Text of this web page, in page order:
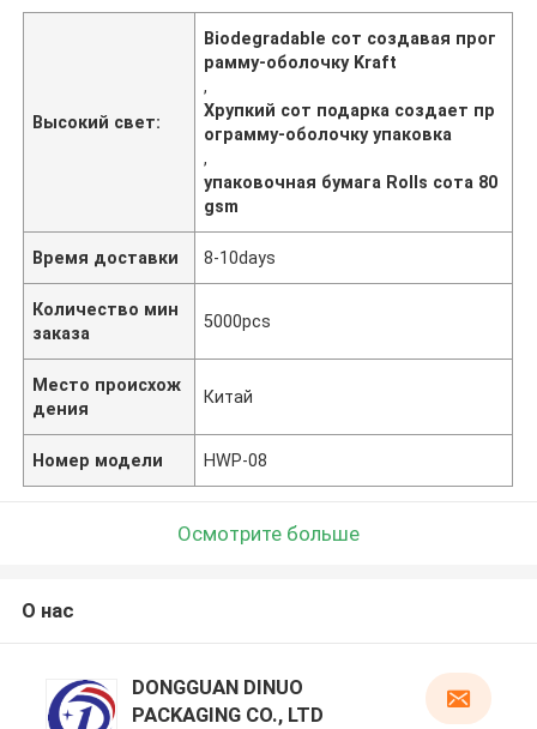
Высокий свет:
Biodegradable сот создавая прог
рамму-оболочку Kraft
,
Хрупкий сот подарка создает пр
ограмму-оболочку упаковка
,
упаковочная бумага Rolls сота 80
gsm
Время доставки 8-10days
Количество мин
заказа
5000pcs
Место происхож
дения
Китай
Номер модели HWP-08
Осмотрите больше
О нас
DONGGUAN DINUO
PACKAGING CO., LTD